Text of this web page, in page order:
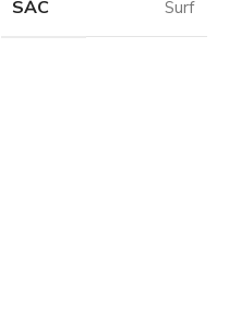
SẮC
Surf